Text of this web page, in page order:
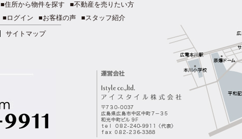
■住所から物件を探す
■不動産を売りたい方
■ログイン ■お客様の声 ■スタッフ紹介
サイトマップ